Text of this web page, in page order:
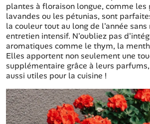
plantes à floraison longue, comme les
lavandes ou les pétunias, sont
la couleur tout au long de l'année sans
entretien intensif. N'oubliez pas
aromatiques comme le thym, la
Elles apportent non seulement une
supplémentaire grâce à leurs
aussi utiles pour la cuisine !